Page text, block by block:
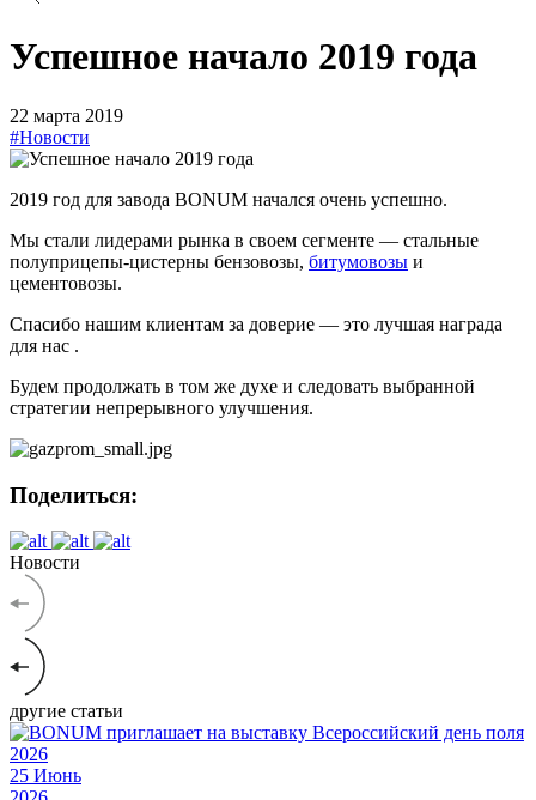
Успешное начало 2019 года
22 марта 2019
#Новости
2019 год для завода BONUM начался очень успешно.
Мы стали лидерами рынка в своем сегменте — стальные
полуприцепы-цистерны бензовозы, битумовозы и
цементовозы.
Спасибо нашим клиентам за доверие — это лучшая награда
для нас .
Будем продолжать в том же духе и следовать выбранной
стратегии непрерывного улучшения.
Поделиться:
Новости
другие статьи
25 Июнь